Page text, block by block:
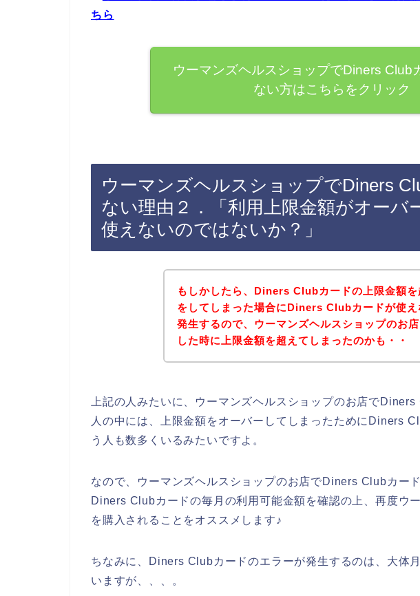
ちら
ウーマンズヘルスショップでDiners Club
ない方はこちらをクリック
ウーマンズヘルスショップでDiners
ない理由２．「利用上限金額がオーバ
使えないのではないか？」
もしかしたら、Diners Clubカードの上限金額を
をしてしまった場合にDiners Clubカードが使え
発生するので、ウーマンズヘルスショップのお
した時に上限金額を超えてしまったのかも・・
上記の人みたいに、ウーマンズヘルスショップのお店で
人の中には、上限金額をオーバーしてしまったためにDiners
う人も数多くいるみたいですよ。
なので、ウーマンズヘルスショップのお店でDiners Clubカー
Diners Clubカードの毎月の利用可能金額を確認の上、再度ウ
を購入されることをオススメします♪
ちなみに、Diners Clubカードのエラーが発生するのは、大体
いますが、、、。